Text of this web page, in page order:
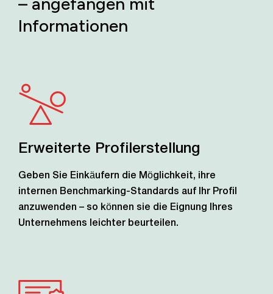
Informationen
Erweiterte Profilerstellung
Geben Sie Einkäufern die Möglichkeit, ihre
internen Benchmarking-Standards auf Ihr Profil
anzuwenden – so können sie die Eignung Ihres
Unternehmens leichter beurteilen.